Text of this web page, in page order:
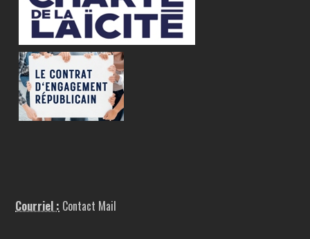
Courriel : Contact Mail